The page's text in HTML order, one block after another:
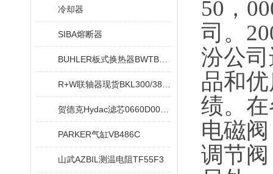
冷却器
SIBA熔断器
PARKER气缸VB486C
山武AZBIL测温电阻TF55F3
50，
司。
汾公
品和
绩。
电磁
调节